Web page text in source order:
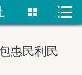
首页
 
惠民利民